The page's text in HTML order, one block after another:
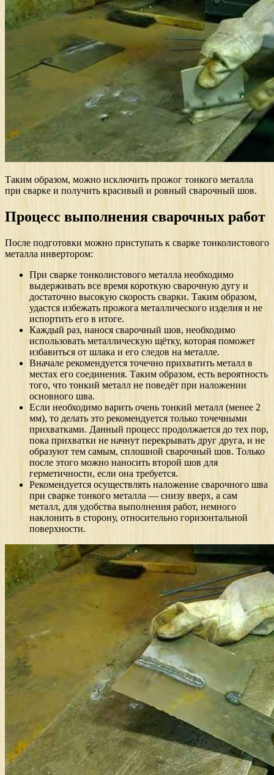
Таким образом, можно исключить прожог тонкого металла
при сварке и получить красивый и ровный сварочный шов.
Процесс выполнения сварочных работ
После подготовки можно приступать к сварке тонколистового
металла инвертором:
При сварке тонколистового металла необходимо
выдерживать все время короткую сварочную дугу и
достаточно высокую скорость сварки. Таким образом,
удастся избежать прожога металлического изделия и не
испортить его в итоге.
Каждый раз, нанося сварочный шов, необходимо
использовать металлическую щётку, которая поможет
избавиться от шлака и его следов на металле.
Вначале рекомендуется точечно прихватить металл в
местах его соединения. Таким образом, есть вероятность
того, что тонкий металл не поведёт при наложении
основного шва.
Если необходимо варить очень тонкий металл (менее 2
мм), то делать это рекомендуется только точечными
прихватками. Данный процесс продолжается до тех пор,
пока прихватки не начнут перекрывать друг друга, и не
образуют тем самым, сплошной сварочный шов. Только
после этого можно наносить второй шов для
герметичности, если она требуется.
Рекомендуется осуществлять наложение сварочного шва
при сварке тонкого металла — снизу вверх, а сам
металл, для удобства выполнения работ, немного
наклонить в сторону, относительно горизонтальной
поверхности.